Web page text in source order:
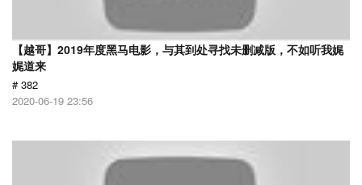
【越哥】2019年度黑马电影，与其到处寻找未删减版，不如听我娓
娓道来
# 382
2020-06-19 23:56